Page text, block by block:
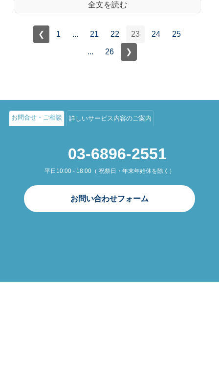
全文を読む
❮ 1 ... 21 22 23 24 25
... 26 ❯
お問合せ・ご相談
03-6896-2551
平日10:00 - 18:00（ 祝祭日・年末年始休を除く）
お問い合わせフォーム
詳しいサービス内容のご案内